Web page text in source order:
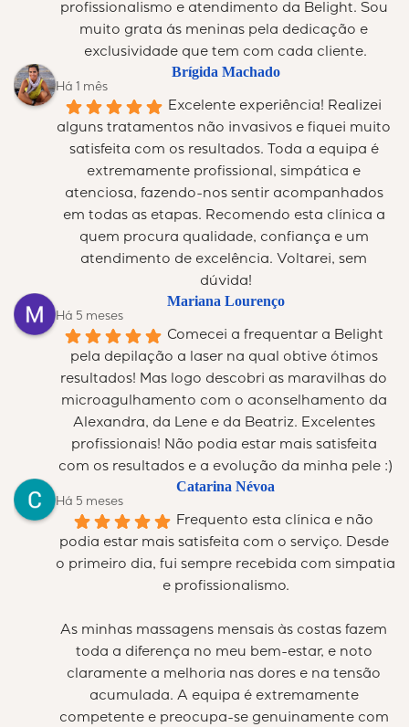
profissionalismo e atendimento da Belight. Sou
muito grata ás meninas pela dedicação e
exclusividade que tem com cada cliente.
Brígida Machado
Há 1 mês
Excelente experiência! Realizei
alguns tratamentos não invasivos e fiquei muito
satisfeita com os resultados. Toda a equipa é
extremamente profissional, simpática e
atenciosa, fazendo-nos sentir acompanhados
em todas as etapas. Recomendo esta clínica a
quem procura qualidade, confiança e um
atendimento de excelência. Voltarei, sem
dúvida!
Mariana Lourenço
Há 5 meses
Comecei a frequentar a Belight
pela depilação a laser na qual obtive ótimos
resultados! Mas logo descobri as maravilhas do
microagulhamento com o aconselhamento da
Alexandra, da Lene e da Beatriz. Excelentes
profissionais! Não podia estar mais satisfeita
com os resultados e a evolução da minha pele :)
Catarina Névoa
Há 5 meses
Frequento esta clínica e não
podia estar mais satisfeita com o serviço. Desde
o primeiro dia, fui sempre recebida com simpatia
e profissionalismo.
As minhas massagens mensais às costas fazem
toda a diferença no meu bem-estar, e noto
claramente a melhoria nas dores e na tensão
acumulada. A equipa é extremamente
competente e preocupa-se genuinamente com